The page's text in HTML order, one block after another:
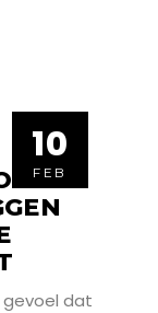
10
FEB
10
FEB
gevoel dat